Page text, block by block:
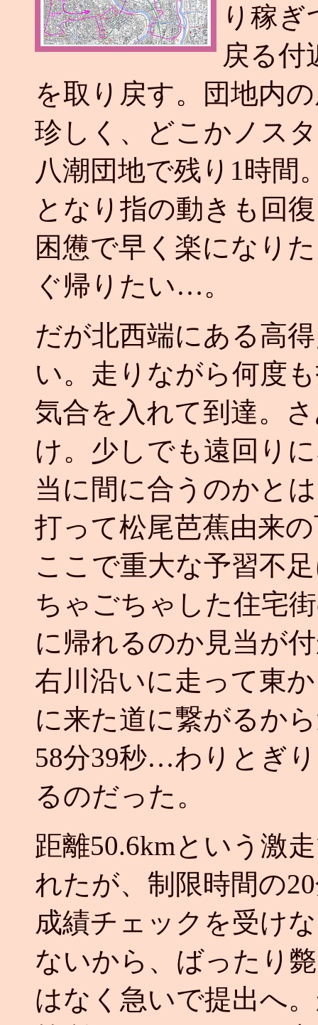
り稼
戻る付
を取り戻す。団地内
珍しく、どこかノス
八潮団地で残り1時間
となり指の動きも回
困憊で早く楽になり
ぐ帰りたい…。
だが北西端にある高
い。走りながら何度
気合を入れて到達。
け。少しでも遠回り
当に間に合うのかと
打って松尾芭蕉由来
ここで重大な予習不
ちゃごちゃした住宅
に帰れるのか見当が
右川沿いに走って東
に来た道に繋がるか
58分39秒…わりとぎ
るのだった。
距離50.6kmという激
れたが、制限時間の
成績チェックを受け
ないから、ばったり
はなく急いで提出へ